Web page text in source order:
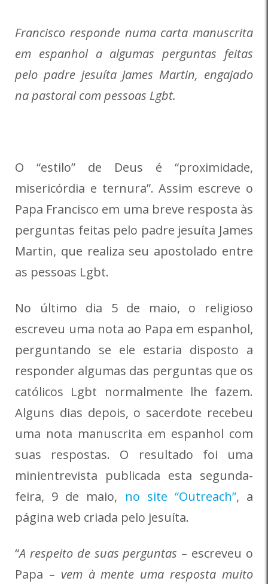
Francisco responde numa carta manuscrita
em espanhol a algumas perguntas feitas
pelo padre jesuíta James Martin, engajado
na pastoral com pessoas Lgbt.
O “estilo” de Deus é “proximidade,
misericórdia e ternura”. Assim escreve o
Papa Francisco em uma breve resposta às
perguntas feitas pelo padre jesuíta James
Martin, que realiza seu apostolado entre
as pessoas Lgbt.
No último dia 5 de maio, o religioso
escreveu uma nota ao Papa em espanhol,
perguntando se ele estaria disposto a
responder algumas das perguntas que os
católicos Lgbt normalmente lhe fazem.
Alguns dias depois, o sacerdote recebeu
uma nota manuscrita em espanhol com
suas respostas. O resultado foi uma
minientrevista publicada esta segunda-
feira, 9 de maio, no site “Outreach”, a
página web criada pelo jesuíta.
“A respeito de suas perguntas – escreveu o
Papa – vem à mente uma resposta muito